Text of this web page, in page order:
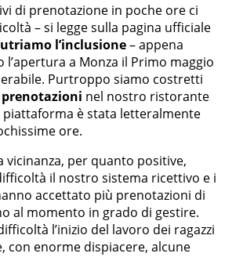
di prenotazione in poche ore ci
– si legge sulla pagina ufficiale
l’inclusione– appena
a Monza il Primo maggio
Purtroppo siamo costretti
prenotazioni nel nostro ristorante
piattaforma è stata letteralmente
ore.
per quanto positive,
il nostro sistema ricettivo e i
accettato più prenotazioni di
al momento in grado di gestire.
l’inizio del lavoro dei ragazzi
con enorme dispiacere, alcune